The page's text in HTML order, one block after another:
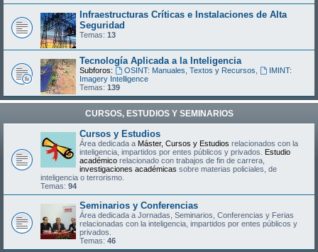
Infraestructuras Críticas e Instalaciones de Alta
Seguridad
Temas: 13
Tecnología Aplicada a la Inteligencia
Subforos: OSINT: Manuales, Textos y Recursos
IMINT:
Imagery Intelligence
Temas: 139
CURSOS, ESTUDIOS Y SEMINARIOS
Cursos y Estudios
Área dedicada a Máster, Cursos y Estudios relacionados con la
inteligencia, impartidos por entes públicos y privados. Estudio
académico relacionado con trabajos de fin de carrera,
investigaciones académicas sobre materias policiales, de
inteligencia o terrorismo.
Temas: 94
Seminarios y Conferencias
Área dedicada a Jornadas, Seminarios, Conferencias y Ferias
relacionadas con la inteligencia, impartidos por entes públicos y
privados.
Temas: 46